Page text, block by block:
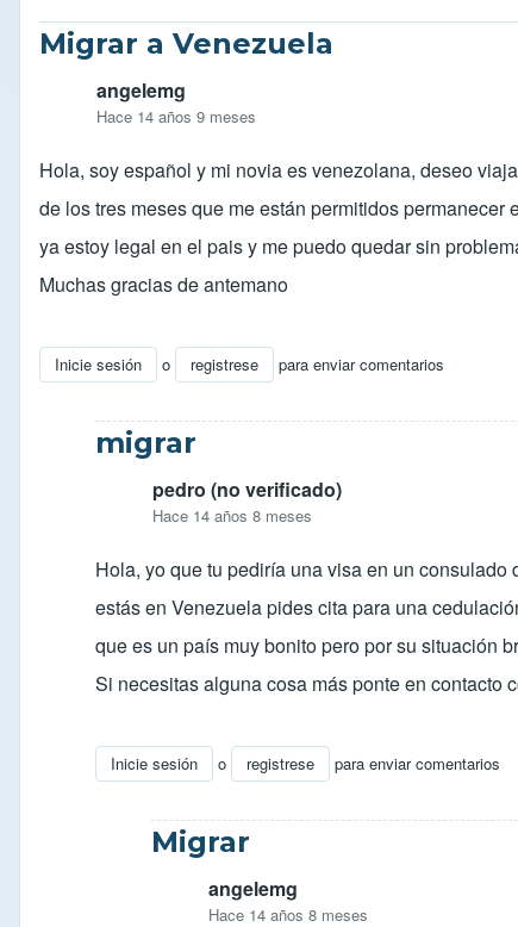
Migrar a Venezuela
angelemg
Hace 14 años 9 meses
Hola, soy español y mi novia es venezolana, deseo
de los tres meses que me están permitidos
ya estoy legal en el pais y me puedo quedar sin
Muchas gracias de antemano
Inicie sesión o registrese para enviar comentarios
migrar
pedro (no verificado)
Hace 14 años 8 meses
Hola, yo que tu pediría una visa en un
estás en Venezuela pides cita para una
que es un país muy bonito pero por su situación
Si necesitas alguna cosa más ponte en contacto
Inicie sesión o registrese para enviar comentarios
En respuesta a Migrar a Venezuela
Migrar
angelemg
Hace 14 años 8 meses